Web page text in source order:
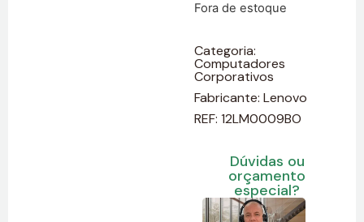
Fora de estoque
Categoria:
Computadores
Corporativos
Fabricante:Lenovo
REF: 12LM0009BO
Dúvidas ou
orçamento
especial?